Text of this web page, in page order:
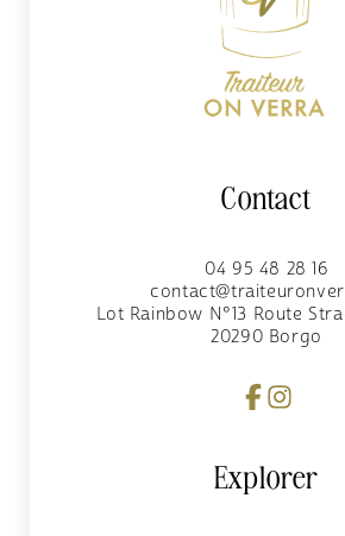
Contact
04 95 48 28 16
Lot Rainbow N°13 Route
20290 Borgo
Explorer